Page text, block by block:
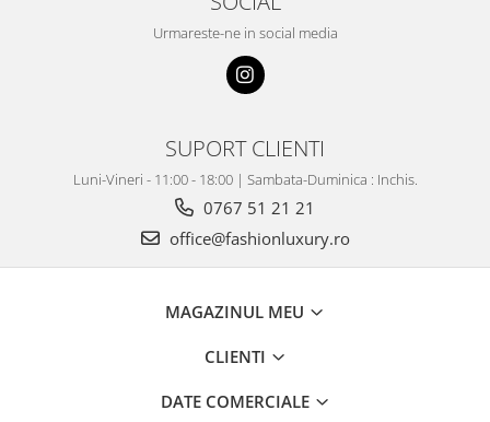
Urmareste-ne in social media
SUPORT CLIENTI
Luni-Vineri - 11:00 - 18:00 | Sambata-Duminica : Inchis.
0767 51 21 21
office@fashionluxury.ro
MAGAZINUL MEU
CLIENTI
DATE COMERCIALE